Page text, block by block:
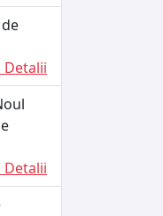
Detalii
Detalii